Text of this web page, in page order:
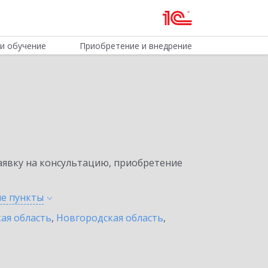
обучение Приобретение и внедрение
на консультацию, приобретение
пункты
область, Новгородская область,